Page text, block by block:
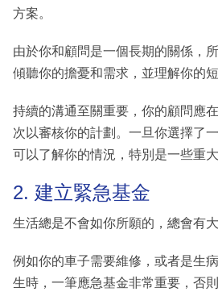
方案。
由於你和顧問是一個長期的關係，
傾聽你的擔憂和需求，並理解你的
持續的溝通至關重要，你的顧問應
次以審核你的計劃。一旦你選擇了
可以了解你的情況，特別是一些重大
2. 建立緊急基金
生活總是不會如你所願的，總會有
例如你的車子需要維修，或者是生
生時，一筆應急基金非常重要，否